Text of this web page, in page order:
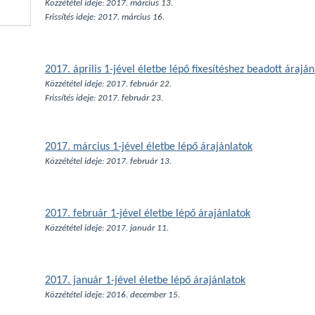
Közzététel ideje: 2017. március 13.
Frissítés ideje: 2017. március 16.
2017. április 1-jével életbe lépő fixesítéshez beadott
Közzététel ideje: 2017. február 22.
Frissítés ideje: 2017. február 23.
2017. március 1-jével életbe lépő árajánlatok
Közzététel ideje: 2017. február 13.
2017. február 1-jével életbe lépő árajánlatok
Közzététel ideje: 2017. január 11.
2017. január 1-jével életbe lépő árajánlatok
Közzététel ideje: 2016. december 15.